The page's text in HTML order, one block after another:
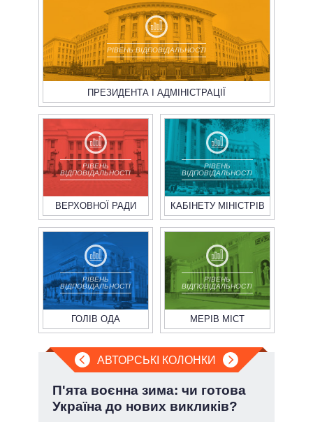
РІВЕНЬ ВІДПОВІДАЛЬНОСТІ
ПРЕЗИДЕНТА І АДМІНІСТРАЦІЇ
РІВЕНЬ
ВІДПОВІДАЛЬНОСТІ
ВЕРХОВНОЇ РАДИ
РІВЕНЬ
ВІДПОВІДАЛЬНОСТІ
КАБІНЕТУ МІНІСТРІВ
РІВЕНЬ
ВІДПОВІДАЛЬНОСТІ
ГОЛІВ ОДА
РІВЕНЬ
ВІДПОВІДАЛЬНОСТІ
МЕРІВ МІСТ
АВТОРСЬКІ КОЛОНКИ
П'ята воєнна зима: чи готова
Україна до нових викликів?